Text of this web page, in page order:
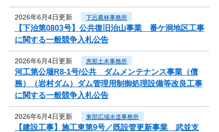
2026年6月4日更新 下呂農林事務所
【下治第0803号】公共復旧治山事業 番ケ洞地区工事
に関する一般競争入札公告
2026年6月4日更新 恵那土木事務所
河工第公堰R8-1号/公共 ダムメンテナンス事業（債
務）（岩村ダム）ダム管理用制御処理設備等改良工事
に関する一般競争入札公告
2026年6月4日更新 東部広域水道事務所
【建設工事】施工東第9号／既設管更新事業 武並支